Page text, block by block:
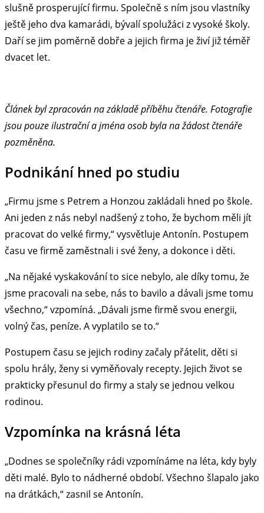
slušně prosperující firmu. Společně s ním jsou vlastníky
ještě jeho dva kamarádi, bývalí spolužáci z vysoké školy.
Daří se jim poměrně dobře a jejich firma je živí již téměř
dvacet let.
Článek byl zpracován na základě příběhu čtenáře. Fotografie
jsou pouze ilustrační a jména osob byla na žádost čtenáře
pozměněna.
Podnikání hned po studiu
„Firmu jsme s Petrem a Honzou zakládali hned po škole.
Ani jeden z nás nebyl nadšený z toho, že bychom měli jít
pracovat do velké firmy,“ vysvětluje Antonín. Postupem
času ve firmě zaměstnali i své ženy, a dokonce i děti.
„Na nějaké vyskakování to sice nebylo, ale díky tomu, že
jsme pracovali na sebe, nás to bavilo a dávali jsme tomu
všechno,“ vzpomíná. „Dávali jsme firmě svou energii,
volný čas, peníze. A vyplatilo se to.“
Postupem času se jejich rodiny začaly přátelit, děti si
spolu hrály, ženy si vyměňovaly recepty. Jejich život se
prakticky přesunul do firmy a staly se jednou velkou
rodinou.
Vzpomínka na krásná léta
„Dodnes se společníky rádi vzpomínáme na léta, kdy byly
děti malé. Bylo to nádherné období. Všechno šlapalo jako
na drátkách,“ zasnil se Antonín.